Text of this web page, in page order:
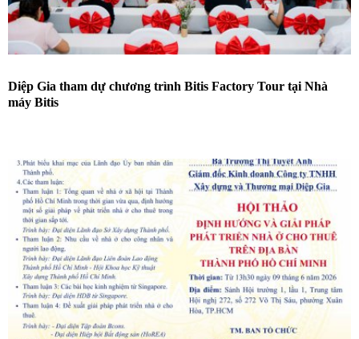
Diệp Gia tham dự chương trình Bitis Factory Tour tại Nhà
máy Bitis